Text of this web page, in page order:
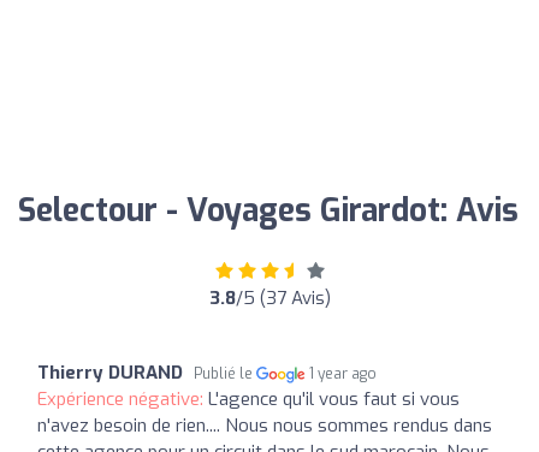
Selectour - Voyages Girardot: Avis
3.8/5 (37 Avis)
Thierry DURAND Publié le 1 year ago
Expérience négative: L'agence qu'il vous faut si vous
n'avez besoin de rien.... Nous nous sommes rendus dans